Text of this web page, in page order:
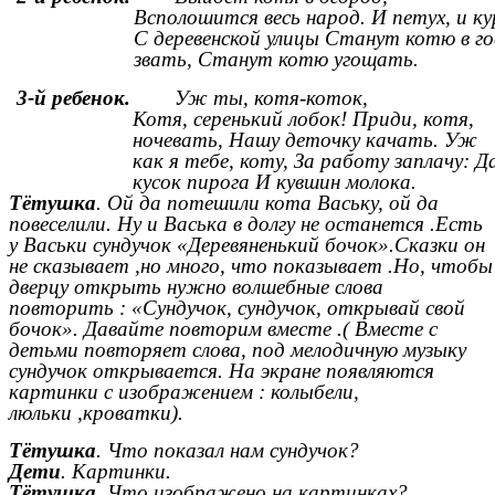
Всполошится весь народ. И петух, и
С деревенской улицы Станут котю в
звать, Станут котю угощать.
3-й ребенок. Уж ты, котя-коток,
Котя, серенький лобок! Приди, котя,
ночевать, Нашу деточку качать. Уж
как я тебе, коту, За работу заплачу:
кусок пирога И кувшин молока.
Тётушка. Ой да потешили кота Ваську, ой да
повеселили. Ну и Васька в долгу не останется .Есть
у Васьки сундучок «Деревяненький бочок».Сказки он
не сказывает ,но много, что показывает .Но, чтобы
дверцу открыть нужно волшебные слова
повторить : «Сундучок, сундучок, открывай свой
бочок». Давайте повторим вместе .( Вместе с
детьми повторяет слова, под мелодичную музыку
сундучок открывается. На экране появляются
картинки с изображением : колыбели,
люльки ,кроватки).
Тётушка. Что показал нам сундучок?
Дети. Картинки.